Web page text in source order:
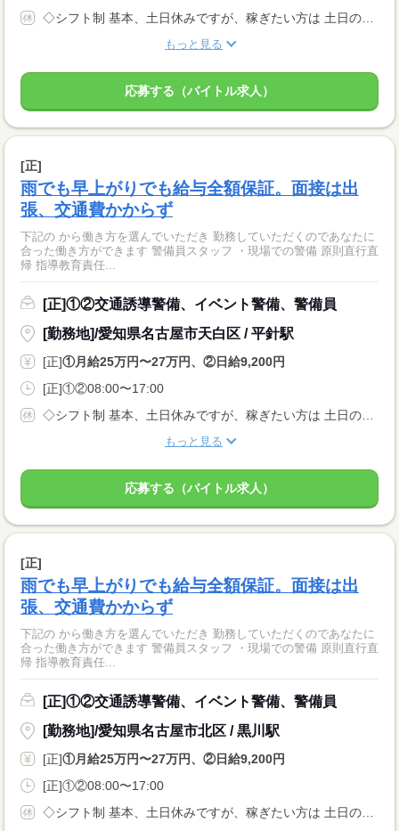
◇シフト制 基本、土日休みですが、稼ぎたい方は 土日のシフトに入ることも可能！ ◆休日休暇は自由！ あなたの休みたいときに休める♪ 休み希望も平日に出したり と自由にシフトが組めます！ ◆有給休暇
もっと見る
応募する（バイトル求人）
[正]
雨でも早上がりでも給与全額保証。面接は出
張、交通費かからず
下記の から働き方を選んでいただき 勤務していただくのであなたに
合った働き方ができます 警備員スタッフ ・現場での警備 原則直行直
帰 指導教育責任...
[正]①②交通誘導警備、イベント警備、警備員
[勤務地]/愛知県名古屋市天白区 / 平針駅
[正]①月給25万円〜27万円、②日給9,200円
[正]①②08:00〜17:00
◇シフト制 基本、土日休みですが、稼ぎたい方は 土日のシフトに入ることも可能！ ◆休日休暇は自由！ あなたの休みたいときに休める♪ 休み希望も平日に出したり と自由にシフトが組めます！ ◆有給休暇
もっと見る
応募する（バイトル求人）
[正]
雨でも早上がりでも給与全額保証。面接は出
張、交通費かからず
下記の から働き方を選んでいただき 勤務していただくのであなたに
合った働き方ができます 警備員スタッフ ・現場での警備 原則直行直
帰 指導教育責任...
[正]①②交通誘導警備、イベント警備、警備員
[勤務地]/愛知県名古屋市北区 / 黒川駅
[正]①月給25万円〜27万円、②日給9,200円
[正]①②08:00〜17:00
◇シフト制 基本、土日休みですが、稼ぎたい方は 土日のシフトに入ることも可能！ ◆休日休暇は自由！ あなたの休みたいときに休める♪ 休み希望も平日に出したり と自由にシフトが組めます！ ◆有給休暇